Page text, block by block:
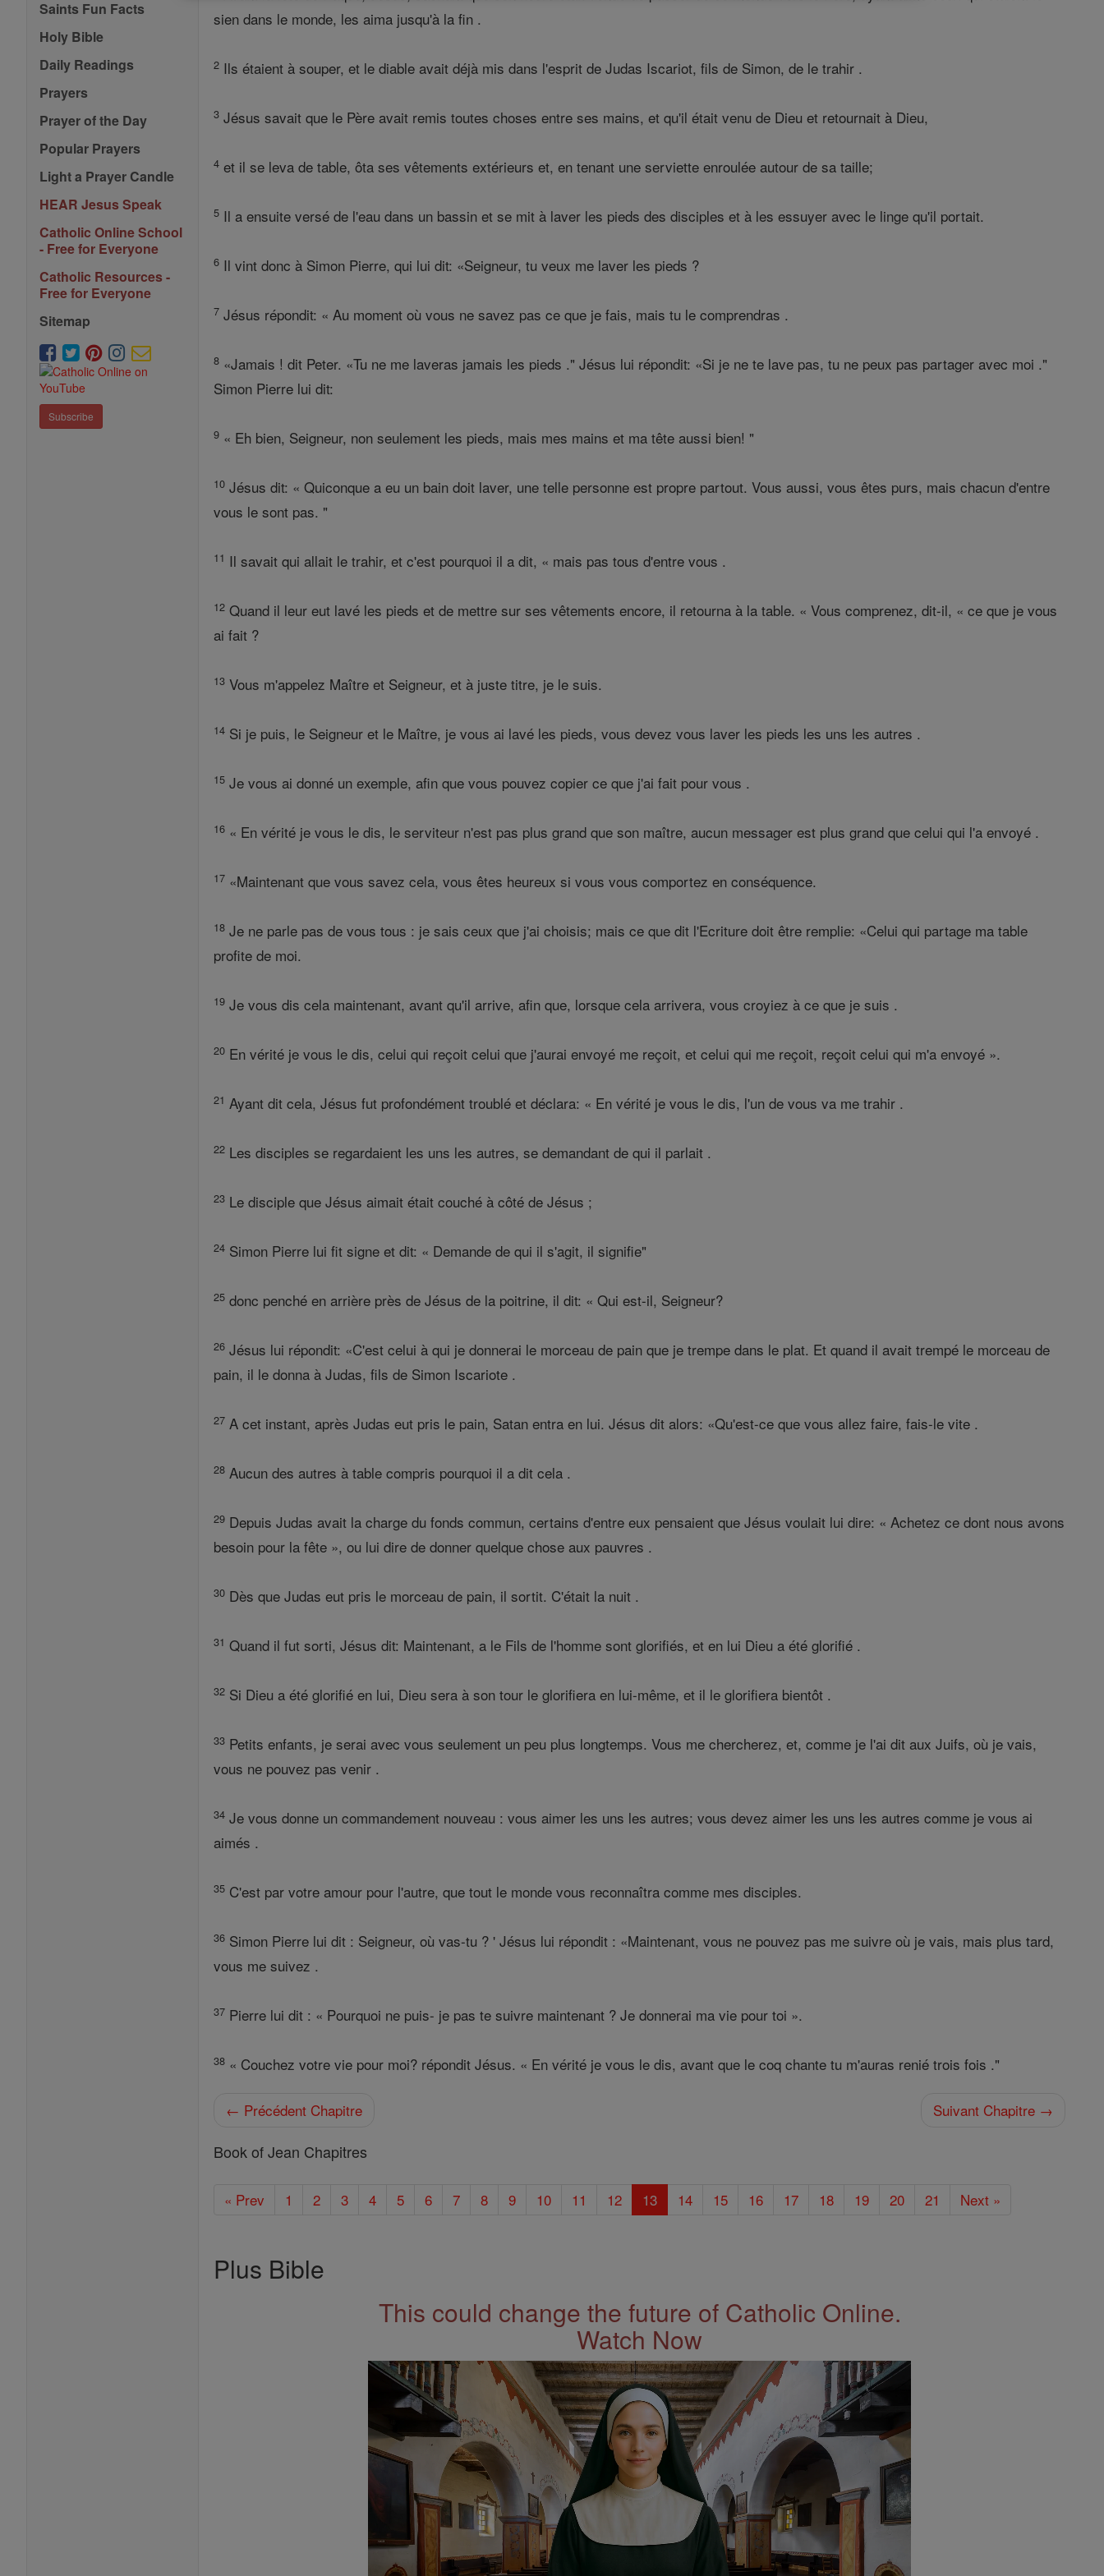
Saints Fun Facts
Holy Bible
Daily Readings
Prayers
Prayer of the Day
Popular Prayers
Light a Prayer Candle
HEAR Jesus Speak
Catholic Online School
- Free for Everyone
Catholic Resources -
Free for Everyone
Sitemap
Subscribe
sien dans le monde, les aima jusqu'à la fin .
2 Ils étaient à souper, et le diable avait déjà mis dans l'esprit de Judas Iscariot, fils de Simon, de le trahir .
3 Jésus savait que le Père avait remis toutes choses entre ses mains, et qu'il était venu de Dieu et retournait à Dieu,
4 et il se leva de table, ôta ses vêtements extérieurs et, en tenant une serviette enroulée autour de sa taille;
5 Il a ensuite versé de l'eau dans un bassin et se mit à laver les pieds des disciples et à les essuyer avec le linge qu'il portait.
6 Il vint donc à Simon Pierre, qui lui dit: «Seigneur, tu veux me laver les pieds ?
7 Jésus répondit: « Au moment où vous ne savez pas ce que je fais, mais tu le comprendras .
8 «Jamais ! dit Peter. «Tu ne me laveras jamais les pieds ." Jésus lui répondit: «Si je ne te lave pas, tu ne peux pas partager avec moi ."
Simon Pierre lui dit:
9 « Eh bien, Seigneur, non seulement les pieds, mais mes mains et ma tête aussi bien! "
10 Jésus dit: « Quiconque a eu un bain doit laver, une telle personne est propre partout. Vous aussi, vous êtes purs, mais chacun d'entre
vous le sont pas. "
11 Il savait qui allait le trahir, et c'est pourquoi il a dit, « mais pas tous d'entre vous .
12 Quand il leur eut lavé les pieds et de mettre sur ses vêtements encore, il retourna à la table. « Vous comprenez, dit-il, « ce que je vous
ai fait ?
13 Vous m'appelez Maître et Seigneur, et à juste titre, je le suis.
14 Si je puis, le Seigneur et le Maître, je vous ai lavé les pieds, vous devez vous laver les pieds les uns les autres .
15 Je vous ai donné un exemple, afin que vous pouvez copier ce que j'ai fait pour vous .
16 « En vérité je vous le dis, le serviteur n'est pas plus grand que son maître, aucun messager est plus grand que celui qui l'a envoyé .
17 «Maintenant que vous savez cela, vous êtes heureux si vous vous comportez en conséquence.
18 Je ne parle pas de vous tous : je sais ceux que j'ai choisis; mais ce que dit l'Ecriture doit être remplie: «Celui qui partage ma table
profite de moi.
19 Je vous dis cela maintenant, avant qu'il arrive, afin que, lorsque cela arrivera, vous croyiez à ce que je suis .
20 En vérité je vous le dis, celui qui reçoit celui que j'aurai envoyé me reçoit, et celui qui me reçoit, reçoit celui qui m'a envoyé ».
21 Ayant dit cela, Jésus fut profondément troublé et déclara: « En vérité je vous le dis, l'un de vous va me trahir .
22 Les disciples se regardaient les uns les autres, se demandant de qui il parlait .
23 Le disciple que Jésus aimait était couché à côté de Jésus ;
24 Simon Pierre lui fit signe et dit: « Demande de qui il s'agit, il signifie"
25 donc penché en arrière près de Jésus de la poitrine, il dit: « Qui est-il, Seigneur?
26 Jésus lui répondit: «C'est celui à qui je donnerai le morceau de pain que je trempe dans le plat. Et quand il avait trempé le morceau de
pain, il le donna à Judas, fils de Simon Iscariote .
27 A cet instant, après Judas eut pris le pain, Satan entra en lui. Jésus dit alors: «Qu'est-ce que vous allez faire, fais-le vite .
28 Aucun des autres à table compris pourquoi il a dit cela .
29 Depuis Judas avait la charge du fonds commun, certains d'entre eux pensaient que Jésus voulait lui dire: « Achetez ce dont nous avons
besoin pour la fête », ou lui dire de donner quelque chose aux pauvres .
30 Dès que Judas eut pris le morceau de pain, il sortit. C'était la nuit .
31 Quand il fut sorti, Jésus dit: Maintenant, a le Fils de l'homme sont glorifiés, et en lui Dieu a été glorifié .
32 Si Dieu a été glorifié en lui, Dieu sera à son tour le glorifiera en lui-même, et il le glorifiera bientôt .
33 Petits enfants, je serai avec vous seulement un peu plus longtemps. Vous me chercherez, et, comme je l'ai dit aux Juifs, où je vais,
vous ne pouvez pas venir .
34 Je vous donne un commandement nouveau : vous aimer les uns les autres; vous devez aimer les uns les autres comme je vous ai
aimés .
35 C'est par votre amour pour l'autre, que tout le monde vous reconnaîtra comme mes disciples.
36 Simon Pierre lui dit : Seigneur, où vas-tu ? ' Jésus lui répondit : «Maintenant, vous ne pouvez pas me suivre où je vais, mais plus tard,
vous me suivez .
37 Pierre lui dit : « Pourquoi ne puis- je pas te suivre maintenant ? Je donnerai ma vie pour toi ».
38 « Couchez votre vie pour moi? répondit Jésus. « En vérité je vous le dis, avant que le coq chante tu m'auras renié trois fois ."
← Précédent Chapitre Suivant Chapitre →
Book of Jean Chapitres
« Prev 1 2 3 4 5 6 7 8 9 10 11 12 13 14 15 16 17 18 19 20 21 Next »
Plus Bible
This could change the future of Catholic Online.
Watch Now